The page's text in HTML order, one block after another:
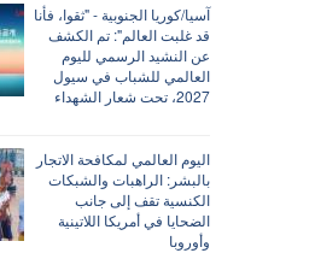
آسيا/كوريا الجنوبية - "ثقوا، فأنا
قد غلبت العالم": تم الكشف
عن النشيد الرسمي لليوم
العالمي للشباب في سيول
2027، تحت شعار الشهداء
اليوم العالمي لمكافحة الاتجار
بالبشر: الراهبات والشبكات
الكنسية تقف إلى جانب
الضحايا في أمريكا اللاتينية
وأوروبا